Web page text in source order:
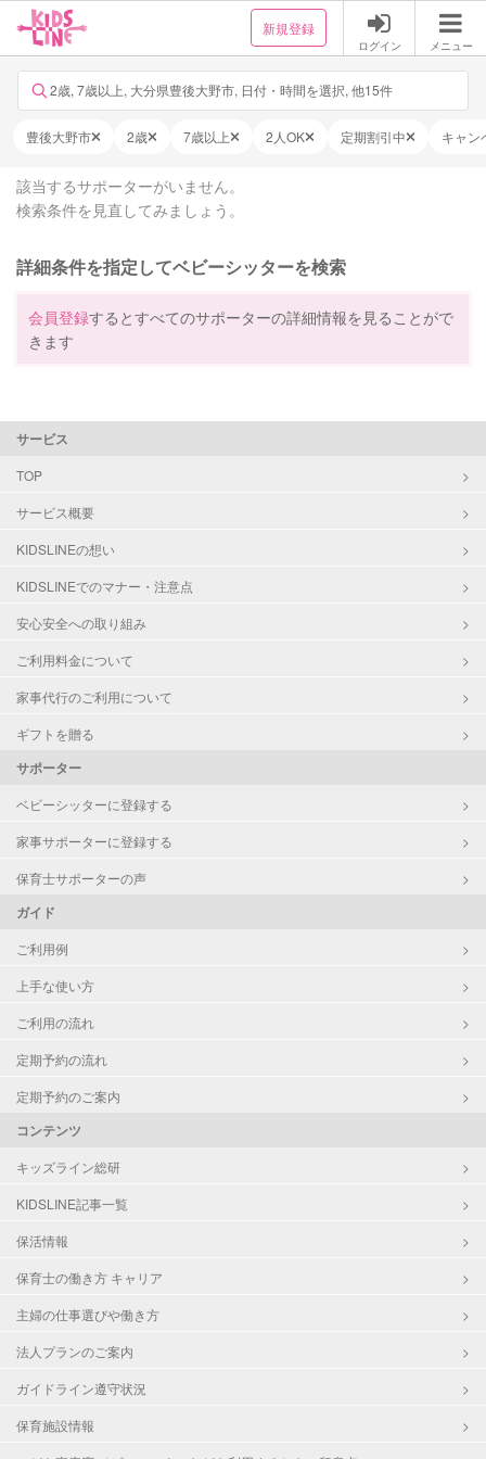
新規登録
ログイン メニュー
2歳, 7歳以上, 大分県豊後大野市, 日付・時間を選択, 他15件
豊後大野市 2歳 7歳以上 2人OK 定期割引中 キャン
該当するサポーターがいません。
検索条件を見直してみましょう。
詳細条件を指定してベビーシッターを検索
会員登録するとすべてのサポーターの詳細情報を見ることがで
きます
サービス
TOP
サービス概要
KIDSLINEの想い
KIDSLINEでのマナー・注意点
安心安全への取り組み
ご利用料金について
家事代行のご利用について
ギフトを贈る
サポーター
ベビーシッターに登録する
家事サポーターに登録する
保育士サポーターの声
ガイド
ご利用例
上手な使い方
ご利用の流れ
定期予約の流れ
定期予約のご案内
コンテンツ
キッズライン総研
KIDSLINE記事一覧
保活情報
保育士の働き方 キャリア
主婦の仕事選びや働き方
法人プランのご案内
ガイドライン遵守状況
保育施設情報